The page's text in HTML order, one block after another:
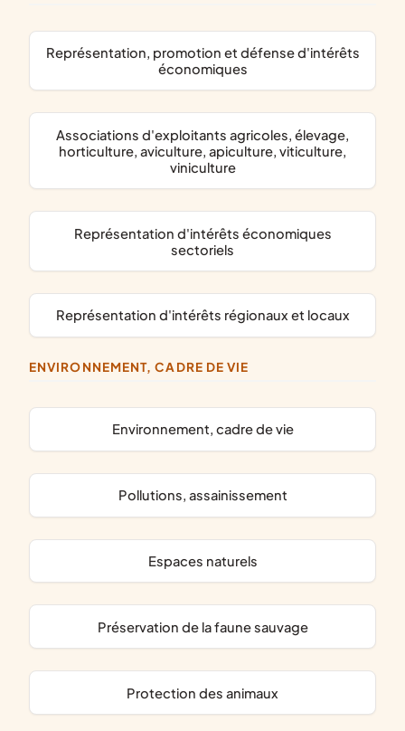
représentation, promotion et défense d'intérêts
économiques
associations d'exploitants agricoles, élevage,
horticulture, aviculture, apiculture, viticulture,
viniculture
représentation d'intérêts économiques
sectoriels
représentation d'intérêts régionaux et locaux
ENVIRONNEMENT, CADRE DE VIE
Environnement, cadre de vie
pollutions, assainissement
espaces naturels
préservation de la faune sauvage
protection des animaux